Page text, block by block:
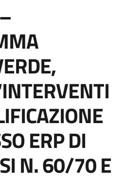
ERP DI
N. 60/70 E